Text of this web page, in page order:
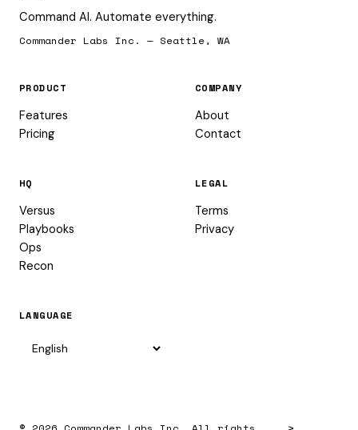
Command AI. Automate everything.
Commander Labs Inc. — Seattle, WA
PRODUCT
Features
Pricing
COMPANY
About
Contact
HQ
Versus
Playbooks
Ops
Recon
LEGAL
Terms
Privacy
LANGUAGE